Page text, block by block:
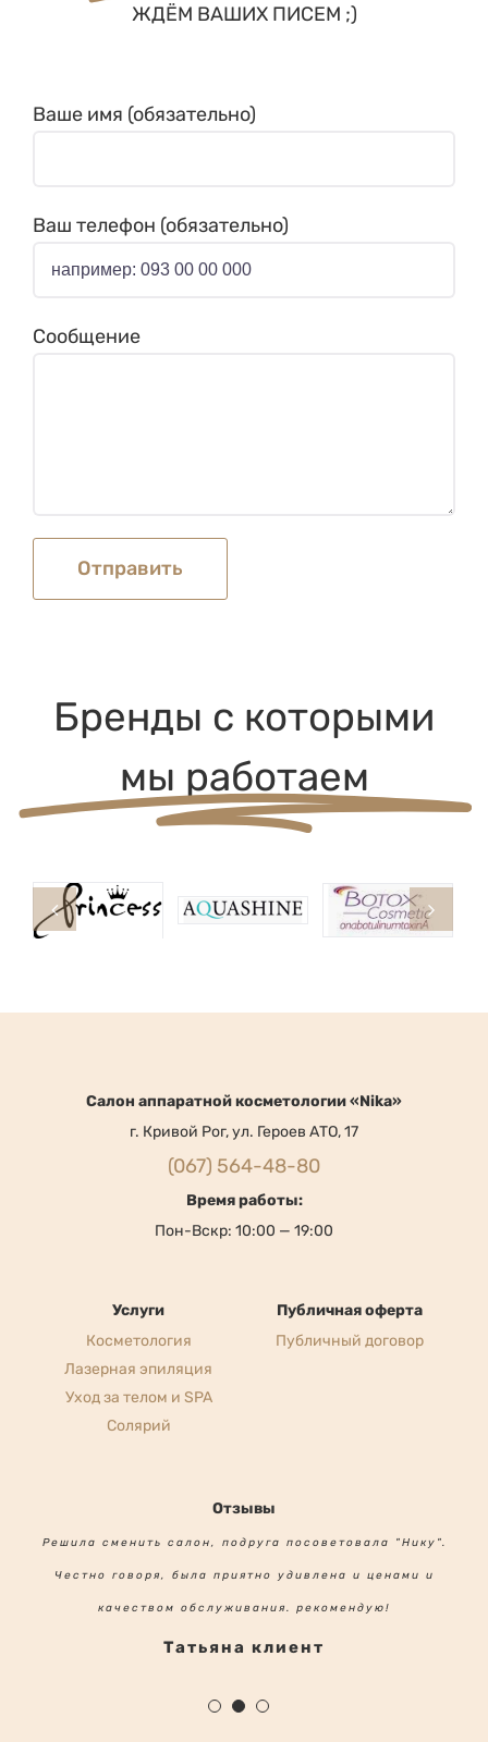
ЖДЁМ ВАШИХ ПИСЕМ ;)
Ваше имя (обязательно)
Ваш телефон (обязательно)
Сообщение
Бренды с которыми
мы работаем
Cалон аппаратной косметологии «Nika»
г. Кривой Рог, ул. Героев АТО, 17
(067) 564-48-80
Время работы:
Услуги
Косметология
Лазерная эпиляция
Уход за телом и SPA
Публичная оферта
Отзывы
Решила сменить салон, подруга посоветовала "Нику".
Честно говоря, была приятно удивлена и ценами и
качеством обслуживания. рекомендую!